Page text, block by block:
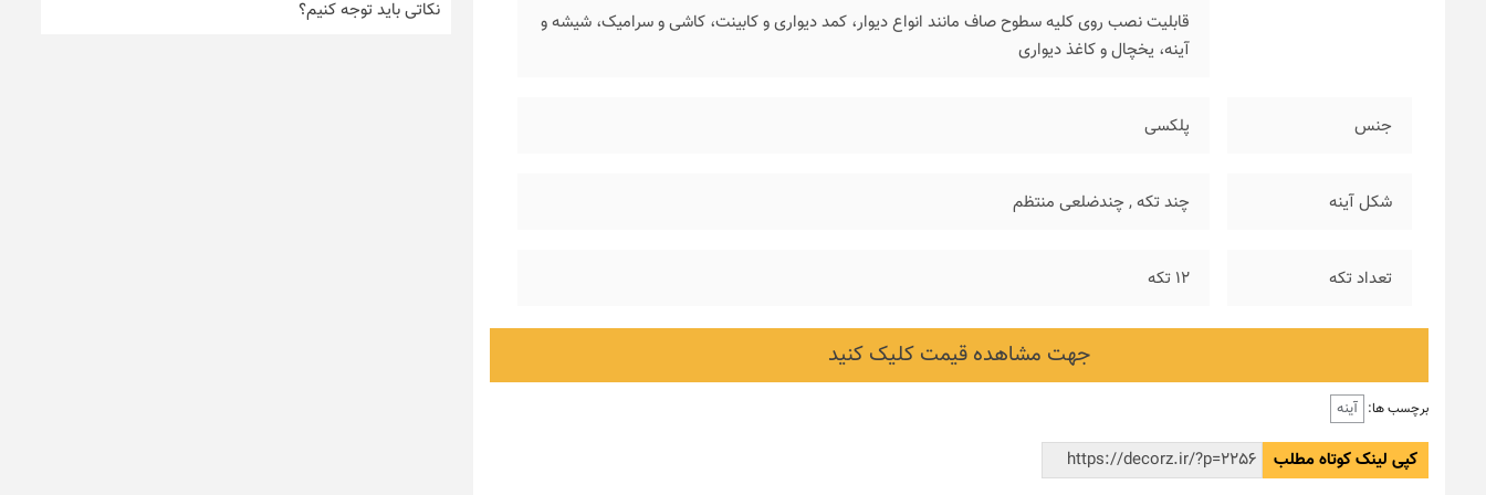
قابلیت نصب روی کلیه سطوح صاف مانند انواع دیوار، کمد دیواری و کابینت، کاشی و سرامیک، شیشه و
آینه، یخچال و کاغذ دیواری
جنس پلکسی
شکل آینه چند تکه, چندضلعی منتظم
تعداد تکه ۱۲ تکه
جهت مشاهده قیمت کلیک کنید
برچسب ها: آینه
کپی لینک کوتاه مطلب
نکاتی باید توجه کنیم؟